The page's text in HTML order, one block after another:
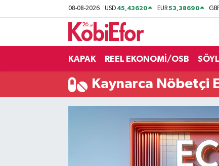
08-08-2026 USD 45,43620 EUR53,38690
KAPAK REEL EKONOMİ/OSB
Kaynarca Nöbetçi
BİLİŞİM PANO
DESTEK-TEŞVİK